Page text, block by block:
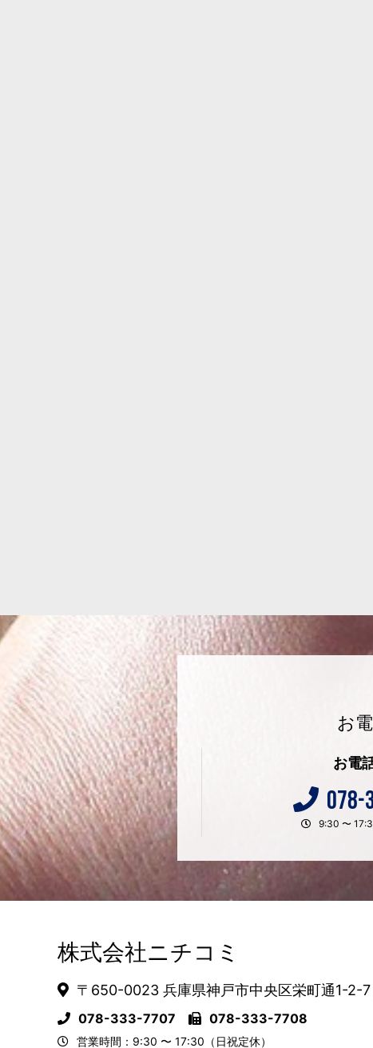
お
お電
078-
9:30 〜
株式会社ニチコミ
〒650-0023 兵庫県神戸市中央区栄町通1-2-7
078-333-7707 078-333-7708
営業時間：9:30 〜 17:30（日祝定休）